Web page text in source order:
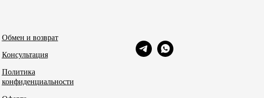
Обмен и возврат
Консультация
Политика
конфиденциальности